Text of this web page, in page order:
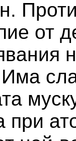
от
Има
при